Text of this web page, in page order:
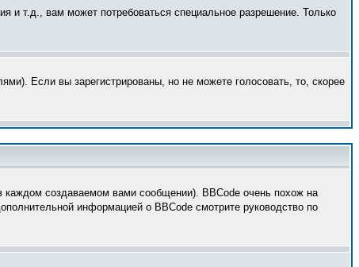
и т.д., вам может потребоваться специальное разрешение. Только
Если вы зарегистрированы, но не можете голосовать, то, скорее
каждом создаваемом вами сообщении). BBCode очень похож на
информацией о BBCode смотрите руководство по